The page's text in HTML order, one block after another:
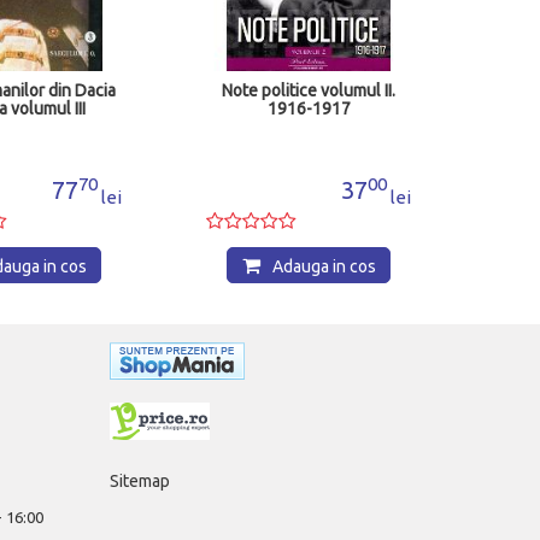
din Dacia
volumul III
7770
lei
in cos
Note politice volumul II.
1916-1917
3700
lei
Adauga in cos
16:00
Sitemap